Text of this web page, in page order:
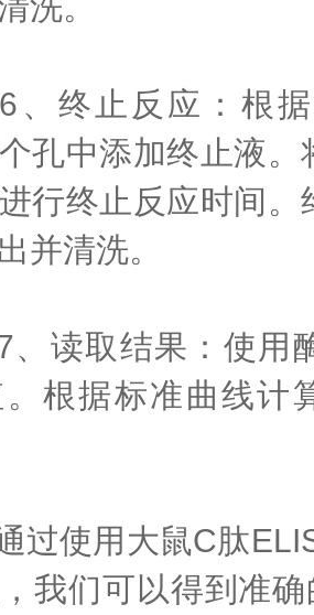
止反应：根据
孔中添加终止液
行终止反应时间
并清洗。
取结果：使用
根据标准曲线计
使用大鼠C肽
我们可以得到准